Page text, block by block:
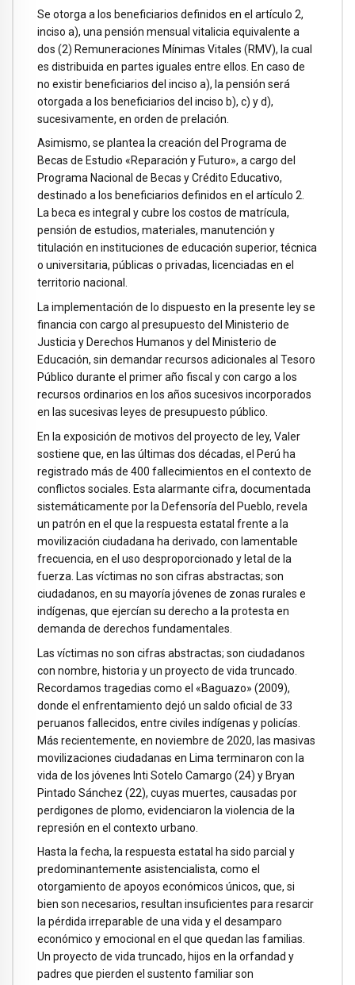
Se otorga a los beneficiarios definidos en el artículo 2,
inciso a), una pensión mensual vitalicia equivalente a
dos (2) Remuneraciones Mínimas Vitales (RMV), la cual
es distribuida en partes iguales entre ellos. En caso de
no existir beneficiarios del inciso a), la pensión será
otorgada a los beneficiarios del inciso b), c) y d),
sucesivamente, en orden de prelación.
Asimismo, se plantea la creación del Programa de
Becas de Estudio «Reparación y Futuro», a cargo del
Programa Nacional de Becas y Crédito Educativo,
destinado a los beneficiarios definidos en el artículo 2.
La beca es integral y cubre los costos de matrícula,
pensión de estudios, materiales, manutención y
titulación en instituciones de educación superior, técnica
o universitaria, públicas o privadas, licenciadas en el
territorio nacional.
La implementación de lo dispuesto en la presente ley se
financia con cargo al presupuesto del Ministerio de
Justicia y Derechos Humanos y del Ministerio de
Educación, sin demandar recursos adicionales al Tesoro
Público durante el primer año fiscal y con cargo a los
recursos ordinarios en los años sucesivos incorporados
en las sucesivas leyes de presupuesto público.
En la exposición de motivos del proyecto de ley, Valer
sostiene que, en las últimas dos décadas, el Perú ha
registrado más de 400 fallecimientos en el contexto de
conflictos sociales. Esta alarmante cifra, documentada
sistemáticamente por la Defensoría del Pueblo, revela
un patrón en el que la respuesta estatal frente a la
movilización ciudadana ha derivado, con lamentable
frecuencia, en el uso desproporcionado y letal de la
fuerza. Las víctimas no son cifras abstractas; son
ciudadanos, en su mayoría jóvenes de zonas rurales e
indígenas, que ejercían su derecho a la protesta en
demanda de derechos fundamentales.
Las víctimas no son cifras abstractas; son ciudadanos
con nombre, historia y un proyecto de vida truncado.
Recordamos tragedias como el «Baguazo» (2009),
donde el enfrentamiento dejó un saldo oficial de 33
peruanos fallecidos, entre civiles indígenas y policías.
Más recientemente, en noviembre de 2020, las masivas
movilizaciones ciudadanas en Lima terminaron con la
vida de los jóvenes Inti Sotelo Camargo (24) y Bryan
Pintado Sánchez (22), cuyas muertes, causadas por
perdigones de plomo, evidenciaron la violencia de la
represión en el contexto urbano.
Hasta la fecha, la respuesta estatal ha sido parcial y
predominantemente asistencialista, como el
otorgamiento de apoyos económicos únicos, que, si
bien son necesarios, resultan insuficientes para resarcir
la pérdida irreparable de una vida y el desamparo
económico y emocional en el que quedan las familias.
Un proyecto de vida truncado, hijos en la orfandad y
padres que pierden el sustento familiar son